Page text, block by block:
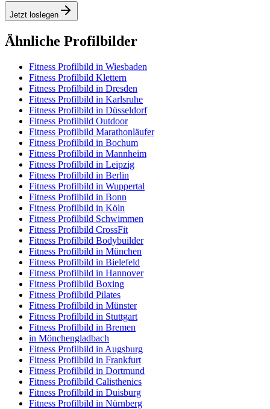
Jetzt loslegen
Ähnliche Profilbilder
Fitness Profilbild in Wiesbaden
Fitness Profilbild Klettern
Fitness Profilbild in Dresden
Fitness Profilbild in Karlsruhe
Fitness Profilbild in Düsseldorf
Fitness Profilbild Outdoor
Fitness Profilbild Marathonläufer
Fitness Profilbild in Bochum
Fitness Profilbild in Mannheim
Fitness Profilbild in Leipzig
Fitness Profilbild in Berlin
Fitness Profilbild in Wuppertal
Fitness Profilbild in Bonn
Fitness Profilbild in Köln
Fitness Profilbild Schwimmen
Fitness Profilbild CrossFit
Fitness Profilbild Bodybuilder
Fitness Profilbild in München
Fitness Profilbild in Bielefeld
Fitness Profilbild in Hannover
Fitness Profilbild Boxing
Fitness Profilbild Pilates
Fitness Profilbild in Münster
Fitness Profilbild in Stuttgart
Fitness Profilbild in Bremen
in Mönchengladbach
Fitness Profilbild in Augsburg
Fitness Profilbild in Frankfurt
Fitness Profilbild in Dortmund
Fitness Profilbild Calisthenics
Fitness Profilbild in Duisburg
Fitness Profilbild in Nürnberg